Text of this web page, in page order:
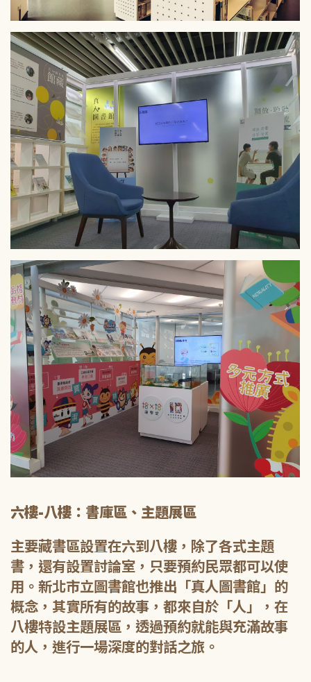
六樓-八樓：書庫區、主題展區
主要藏書區設置在六到八樓，除了各式主題
書，還有設置討論室，只要預約民眾都可以使
用。新北市立圖書館也推出「真人圖書館」的
概念，其實所有的故事，都來自於「人」，在
八樓特設主題展區，透過預約就能與充滿故事
的人，進行一場深度的對話之旅。